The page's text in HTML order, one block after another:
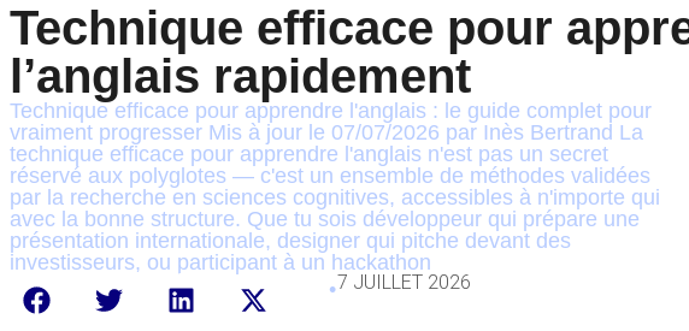
Technique efficace pour
l’anglais rapidement
Technique efficace pour apprendre l'anglais : le guide complet pour
vraiment progresser Mis à jour le 07/07/2026 par Inès Bertrand La
technique efficace pour apprendre l'anglais n'est pas un secret
réservé aux polyglotes — c'est un ensemble de méthodes validées
par la recherche en sciences cognitives, accessibles à n'importe qui
avec la bonne structure. Que tu sois développeur qui prépare une
présentation internationale, designer qui pitche devant des
investisseurs, ou participant à un hackathon
•7 JUILLET 2026